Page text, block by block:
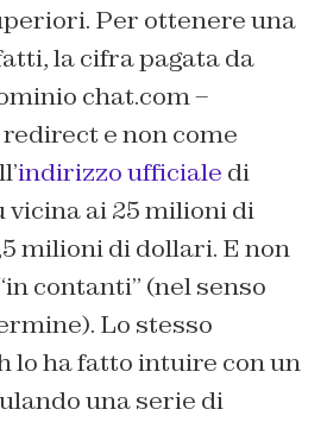
Per ottenere una
la cifra pagata da
chat.com –
e non come
indirizzo ufficiale di
vicina ai 25 milioni di
milioni di dollari. E non
contanti” (nel senso
Lo stesso
lo ha fatto intuire con un
una serie di